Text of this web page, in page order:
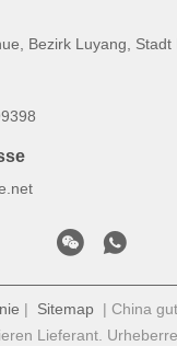
Bezirk Luyang,
| Sitemap| China gut
Lieferant.